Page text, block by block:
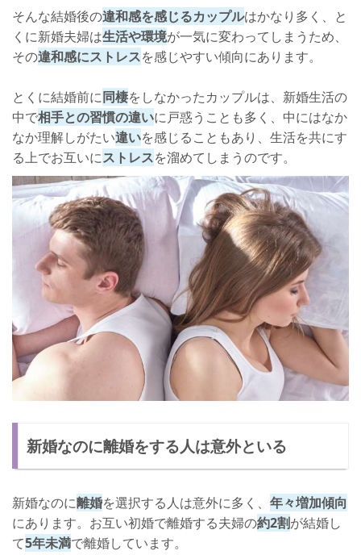
そんな結婚後の違和感を感じるカップルはかなり多く、と
くに新婚夫婦は生活や環境が一気に変わってしまうため、
その違和感にストレスを感じやすい傾向にあります。
とくに結婚前に同棲をしなかったカップルは、新婚生活の
中で相手との習慣の違いに戸惑うことも多く、中にはなか
なか理解しがたい違いを感じることもあり、生活を共にす
る上でお互いにストレスを溜めてしまうのです。
新婚なのに離婚をする人は意外といる
新婚なのに離婚を選択する人は意外に多く、 年々増加傾向
にあります。お互い初婚で離婚する夫婦の約2割が結婚し
て5年未満で離婚しています。